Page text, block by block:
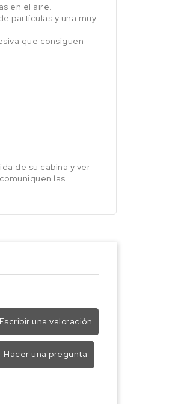
en el aire.
partículas y una muy
que consiguen
de su cabina y ver
las
Escribir una valoración
Hacer una pregunta